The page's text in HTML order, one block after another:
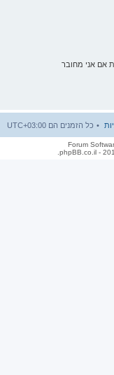
אם אני מחובר
כל הזמנים הם UTC+03:00